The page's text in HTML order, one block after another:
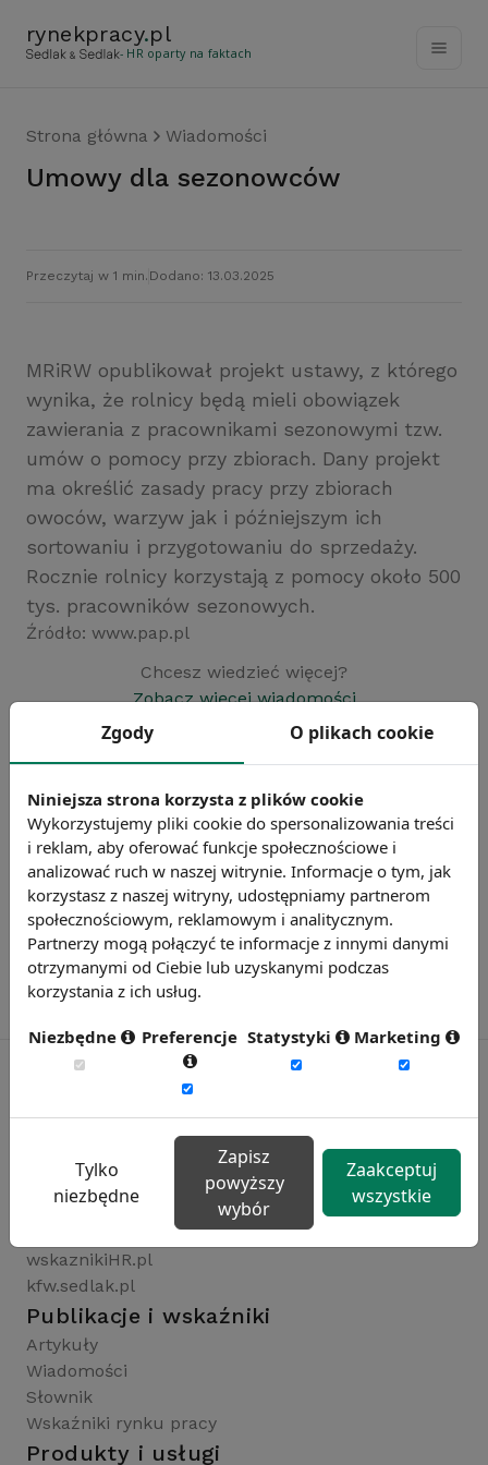
rynekpracy.pl
- HR oparty na faktach
Strona główna Wiadomości
Umowy dla sezonowców
Przeczytaj w 1 min. Dodano: 13.03.2025
MRiRW opublikował projekt ustawy, z którego
wynika, że rolnicy będą mieli obowiązek
zawierania z pracownikami sezonowymi tzw.
umów o pomocy przy zbiorach. Dany projekt
ma określić zasady pracy przy zbiorach
owoców, warzyw jak i późniejszym ich
sortowaniu i przygotowaniu do sprzedaży.
Rocznie rolnicy korzystają z pomocy około 500
tys. pracowników sezonowych.
Źródło: www.pap.pl
Chcesz wiedzieć więcej?
Zobacz więcej wiadomości
Rynekpracy.pl
wynagrodzenia.pl
raportyplacowe.pl
wskaznikiHR.pl
kfw.sedlak.pl
Publikacje i wskaźniki
Artykuły
Wiadomości
Słownik
Wskaźniki rynku pracy
Produkty i usługi
Zgody O plikach cookie
Niniejsza strona korzysta z plików cookie
Wykorzystujemy pliki cookie do spersonalizowania treści
i reklam, aby oferować funkcje społecznościowe i
analizować ruch w naszej witrynie. Informacje o tym, jak
korzystasz z naszej witryny, udostępniamy partnerom
społecznościowym, reklamowym i analitycznym.
Partnerzy mogą połączyć te informacje z innymi danymi
otrzymanymi od Ciebie lub uzyskanymi podczas
korzystania z ich usług.
Niezbędne Preferencje Statystyki Marketing
Tylko
niezbędne
Zapisz
powyższy
wybór
Zaakceptuj
wszystkie